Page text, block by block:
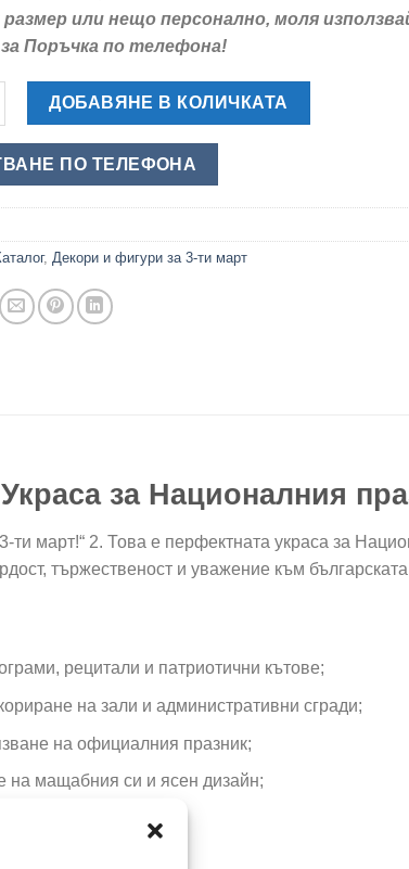
размер или нещо персонално, моля
Поръчка по телефона!
за Трансперант Честит 3-ти Март - Обемна Фигура
ДОБАВЯНЕ В КОЛИЧКАТА
ПО ТЕЛЕФОНА
, Декори и фигури за 3-ти март
за Националния
ти март!“ 2. Това е перфектната украса за
тържественост и уважение към
рецитали и патриотични кътове;
на зали и административни сгради;
на официалния празник;
на мащабния си и ясен дизайн;